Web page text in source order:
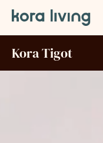
Kora Tigot